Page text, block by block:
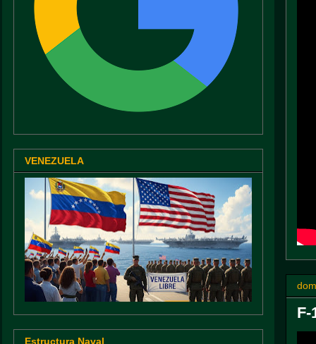
VENEZUELA
Estructura Naval